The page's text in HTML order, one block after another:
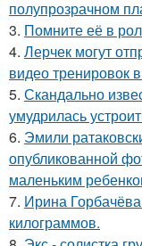
полупрозрачном
3. Помните её в
4. Лерчек могут
видео тренировок
5. Скандально
умудрилась
6. Эмили
опубликованной
маленьким
7. Ирина
килограммов.